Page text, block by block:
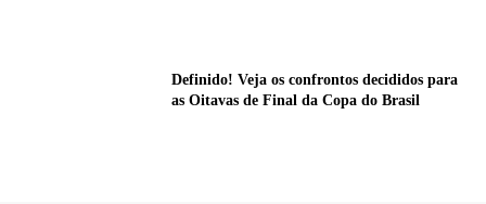
Definido! Veja os confrontos decididos para
as Oitavas de Final da Copa do Brasil